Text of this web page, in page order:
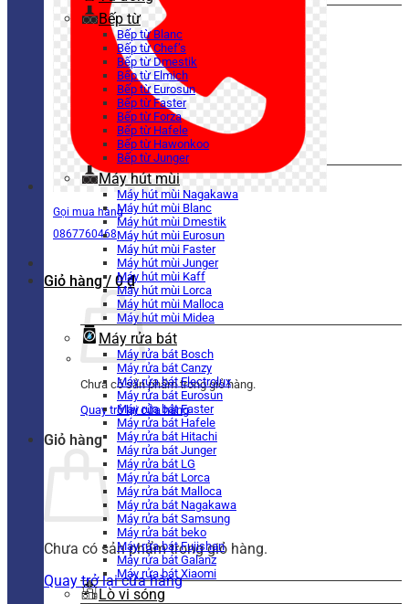
Gọi mua hàng
0867760468
Giỏ hàng / 0₫
Chưa có sản phẩm trong giỏ hàng.
Quay trở lại cửa hàng
Giỏ hàng
Chưa có sản phẩm trong giỏ hàng.
Quay trở lại cửa hàng
Bếp từ
Bếp từ Blanc
Bếp từ Chef’s
Bếp từ Dmestik
Bếp từ Elmich
Bếp từ Eurosun
Bếp từ Faster
Bếp từ Forza
Bếp từ Hafele
Bếp từ Hawonkoo
Bếp từ Junger
Máy hút mùi
Máy hút mùi Nagakawa
Máy hút mùi Blanc
Máy hút mùi Dmestik
Máy hút mùi Eurosun
Máy hút mùi Faster
Máy hút mùi Junger
Máy hút mùi Kaff
Máy hút mùi Lorca
Máy hút mùi Malloca
Máy hút mùi Midea
Máy rửa bát
Máy rửa bát Bosch
Máy rửa bát Canzy
Máy rửa bát Electrolux
Máy rửa bát Eurosun
Máy rửa bát Faster
Máy rửa bát Hafele
Máy rửa bát Hitachi
Máy rửa bát Junger
Máy rửa bát LG
Máy rửa bát Lorca
Máy rửa bát Malloca
Máy rửa bát Nagakawa
Máy rửa bát Samsung
Máy rửa bát beko
Máy rửa bát Fujishan
Máy rửa bát Galanz
Máy rửa bát Xiaomi
Lò vi sóng